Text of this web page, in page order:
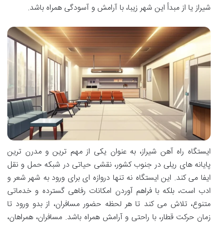
شیراز یا از مبدأ این شهر زیبا، با آرامش و آسودگی همراه باشد.
ایستگاه راه آهن شیراز، به عنوان یکی از مهم ترین و مدرن ترین
پایانه های ریلی در جنوب کشور، نقشی حیاتی در شبکه حمل و نقل
ایفا می کند. این ایستگاه نه تنها دروازه ای برای ورود به شهر شعر و
ادب است، بلکه با فراهم آوردن امکانات رفاهی گسترده و خدماتی
متنوع، تلاش می کند تا هر لحظه حضور مسافران، از بدو ورود تا
زمان حرکت قطار، با راحتی و آرامش همراه باشد. مسافران، همراهان،